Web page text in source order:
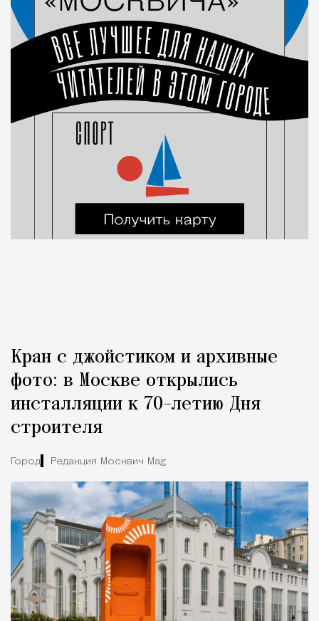
Кран с джойстиком и архивные
фото: в Москве открылись
инсталляции к 70-летию Дня
строителя
Город Редакция Москвич Mag